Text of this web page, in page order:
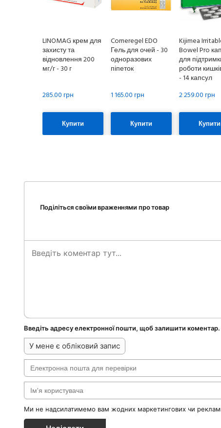
LINOMAG крем для
захисту та
відновлення 200
мг/г - 30 г
285.00 грн
Купити
Corneregel EDO
Гель для очей - 30
одноразових
піпеток
1 165.00 грн
Купити
Kijimea
Bowel Pro
для
роботи
- 14 капсул
2 259.00 грн
Купити
Поділіться своїми враженнями про товар
Введіть адресу електронної пошти, щоб залишити коментар.
У мене є обліковий запис
Ми не надсилатимемо вам жодних маркетингових чи